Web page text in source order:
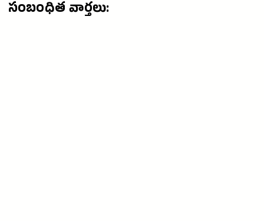
సంబంధిత వార్తలు: